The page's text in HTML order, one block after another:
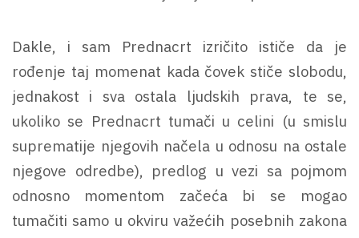
Dakle, i sam Prednacrt izričito ističe da je
rođenje taj momenat kada čovek stiče slobodu,
jednakost i sva ostala ljudskih prava, te se,
ukoliko se Prednacrt tumači u celini (u smislu
suprematije njegovih načela u odnosu na ostale
njegove odredbe), predlog u vezi sa pojmom
odnosno momentom začeća bi se mogao
tumačiti samo u okviru važećih posebnih zakona